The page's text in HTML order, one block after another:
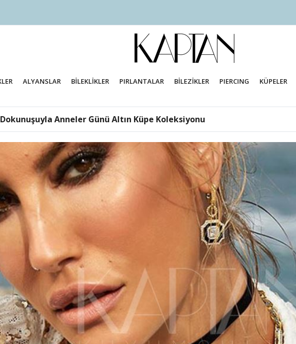
ALYANSLAR BİLEKLİKLER PIRLANTALAR BİLEZİKLER PIERCING KÜPELER
Anneler Günü Altın Küpe Koleksiyonu